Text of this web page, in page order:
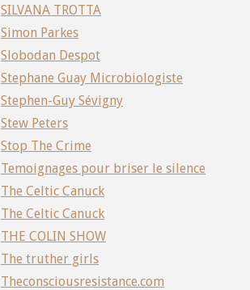
SILVANA TROTTA
Simon Parkes
Slobodan Despot
Stephane Guay Microbiologiste
Stephen-Guy Sévigny
Stew Peters
Stop The Crime
Temoignages pour briser le silence
The Celtic Canuck
The Celtic Canuck
THE COLIN SHOW
The truther girls
Theconsciousresistance.com